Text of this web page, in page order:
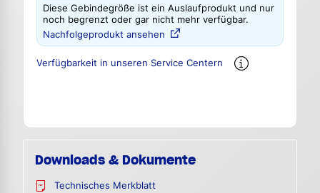
Diese Gebindegröße ist ein Auslaufprodukt und nur
noch begrenzt oder gar nicht mehr verfügbar.
Nachfolgeprodukt ansehen
Verfügbarkeit in unseren Service Centern
Downloads & Dokumente
Technisches Merkblatt